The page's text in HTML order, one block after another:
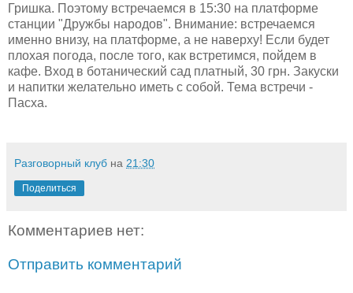
Гришка. Поэтому встречаемся в 15:30 на платформе
станции "Дружбы народов". Внимание: встречаемся
именно внизу, на платформе, а не наверху! Если будет
плохая погода, после того, как встретимся, пойдем в
кафе. Вход в ботанический сад платный, 30 грн. Закуски
и напитки желательно иметь с собой. Тема встречи -
Пасха.
Разговорный клуб на 21:30
Поделиться
Комментариев нет:
Отправить комментарий